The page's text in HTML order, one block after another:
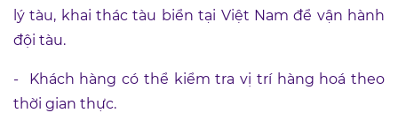
lý tàu, khai thác tàu biển tại Việt Nam để vận hành
đội tàu.
-
Khách hàng có thể kiểm tra vị trí hàng hoá theo
thời gian thực.